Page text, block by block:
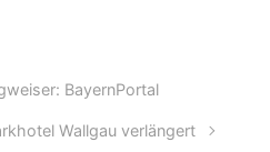
BayernPortal
Wallgau verlängert